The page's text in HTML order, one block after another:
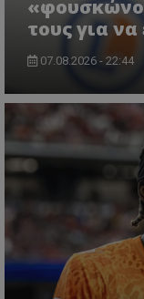
τους για
07.08.2026 - 22:44